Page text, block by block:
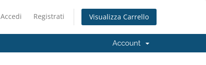
Accedi Registrati Visualizza Carrello
Account